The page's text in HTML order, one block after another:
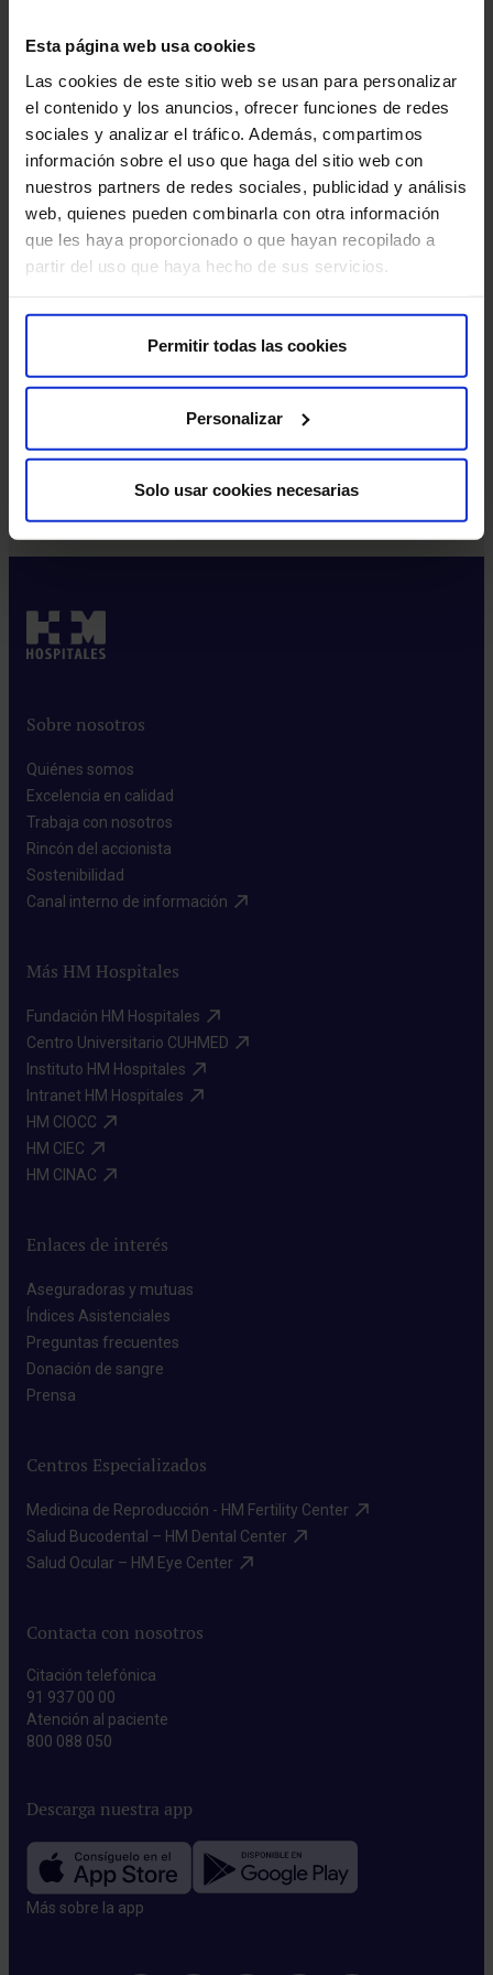
Esta página web usa cookies
Las cookies de este sitio web se usan para personalizar
el contenido y los anuncios, ofrecer funciones de redes
sociales y analizar el tráfico. Además, compartimos
información sobre el uso que haga del sitio web con
nuestros partners de redes sociales, publicidad y análisis
web, quienes pueden combinarla con otra información
que les haya proporcionado o que hayan recopilado a
partir del uso que haya hecho de sus servicios.
Permitir todas las cookies
Personalizar
Solo usar cookies necesarias
Centro Integral Oncológico Clara Campal
(CIOCC) pone en marcha el Servicio de
Secuenciación Genética del Cáncer.
Madrid, 2 de abril de 2013. HM Hospitales sigue firme en
su propósito de ofrecer al paciente una atención
personalizada,…
Leer más
Suscríbete y cuida tu salud
Recibe contenido exclusivo sobre prevención de la salud
y tratamientos. La mejor forma de cuidar tu bienestar
comienza con estar informado.
Sobre nosotros
Quiénes somos​
Excelencia en calidad​
Trabaja con nosotros​
Rincón del accionista​
Sostenibilidad​
Canal interno de información​
Más HM Hospitales
Fundación HM Hospitales​
Centro Universitario CUHMED​
Instituto HM Hospitales​
Intranet HM Hospitales​
HM CIOCC​
HM CIEC​
HM CINAC​
Enlaces de interés
Aseguradoras y mutuas​
Índices Asistenciales​
Preguntas frecuentes​
Donación de sangre​
Prensa​
Centros Especializados
Medicina de Reproducción - HM Fertility Center​
Salud Bucodental – HM Dental Center​
Salud Ocular – HM Eye Center​
Contacta con nosotros
Citación telefónica
91 937 00 00
Atención al paciente
800 088 050
Descarga nuestra app
Más sobre la app​